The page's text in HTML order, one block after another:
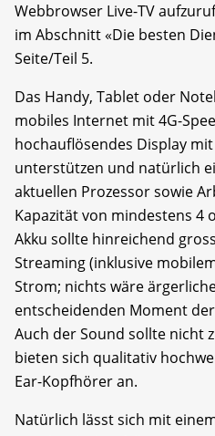
Webbrowser Live-TV
im Abschnitt «Die besten
Seite/Teil 5.
Das Handy, Tablet oder
mobiles Internet mit 4G-
hochauflösendes Display
unterstützen und natürlich
aktuellen Prozessor sowie
Kapazität von mindestens 4
Akku sollte hinreichend
Streaming (inklusive
Strom; nichts wäre
entscheidenden Moment
Auch der Sound sollte nicht
bieten sich qualitativ
Ear-Kopfhörer an.
Natürlich lässt sich mit